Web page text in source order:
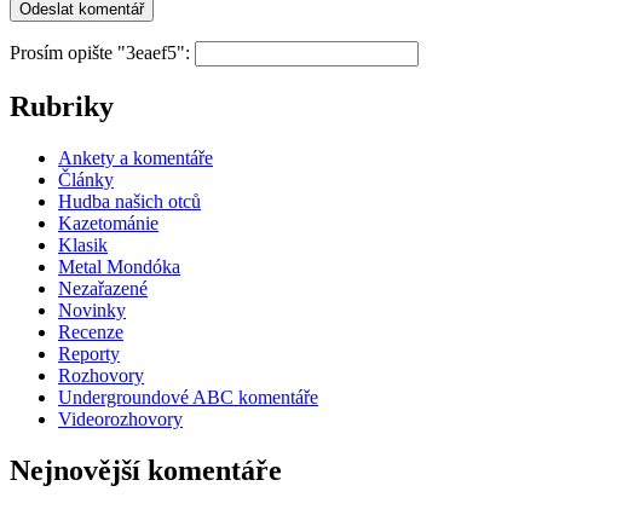
Prosím opište "3eaef5":
Rubriky
Ankety a komentáře
Články
Hudba našich otců
Kazetománie
Klasik
Metal Mondóka
Nezařazené
Novinky
Recenze
Reporty
Rozhovory
Undergroundové ABC komentáře
Videorozhovory
Nejnovější komentáře